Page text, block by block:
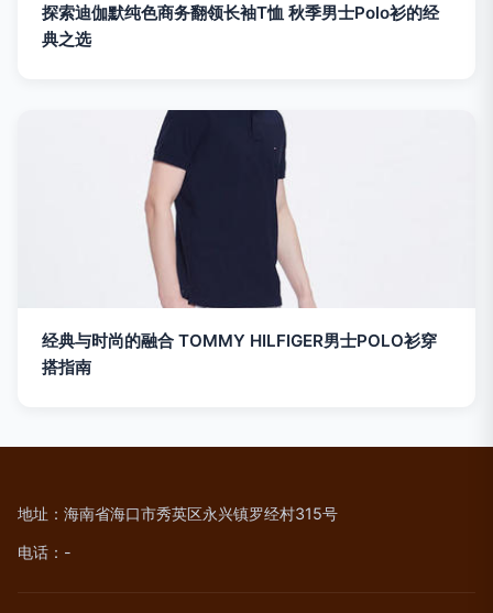
探索迪伽默纯色商务翻领长袖T恤 秋季男士Polo衫的经
典之选
经典与时尚的融合 TOMMY HILFIGER男士POLO衫穿
搭指南
地址：海南省海口市秀英区永兴镇罗经村315号
电话：-